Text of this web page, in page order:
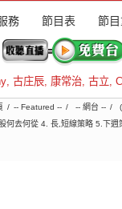
務 節目表 節
, 古庄辰, 康常治, 古立,
-- Featured -- -- 網台 --
何去何從 4. 長,短線策略 5.下